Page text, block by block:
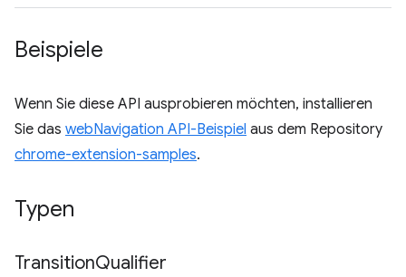
Beispiele
Wenn Sie diese API ausprobieren möchten, installieren
Sie das webNavigation API-Beispiel aus dem Repository
chrome-extension-samples.
Typen
TransitionQualifier